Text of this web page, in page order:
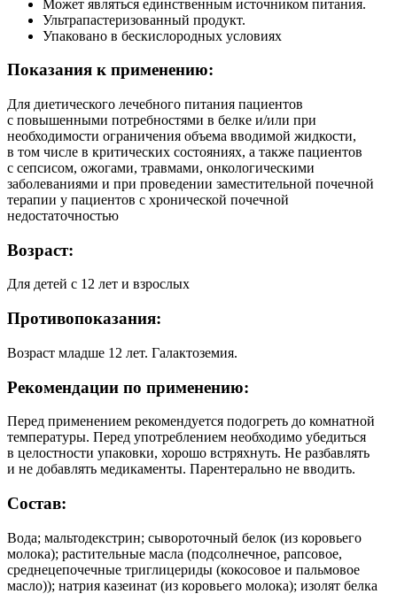
Может являться единственным источником питания.
Ультрапастеризованный продукт.
Упаковано в бескислородных условиях
Показания к применению:
Для диетического лечебного питания пациентов
с повышенными потребностями в белке и/или при
необходимости ограничения объема вводимой жидкости,
в том числе в критических состояниях, а также пациентов
с сепсисом, ожогами, травмами, онкологическими
заболеваниями и при проведении заместительной почечной
терапии у пациентов с хронической почечной
недостаточностью
Возраст:
Для детей с 12 лет и взрослых
Противопоказания:
Возраст младше 12 лет. Галактоземия.
Рекомендации по применению:
Перед применением рекомендуется подогреть до комнатной
температуры. Перед употреблением необходимо убедиться
в целостности упаковки, хорошо встряхнуть. Не разбавлять
и не добавлять медикаменты. Парентерально не вводить.
Состав:
Вода; мальтодекстрин; сывороточный белок (из коровьего
молока); растительные масла (подсолнечное, рапсовое,
среднецепочечные триглицериды (кокосовое и пальмовое
масло)); натрия казеинат (из коровьего молока); изолят белка